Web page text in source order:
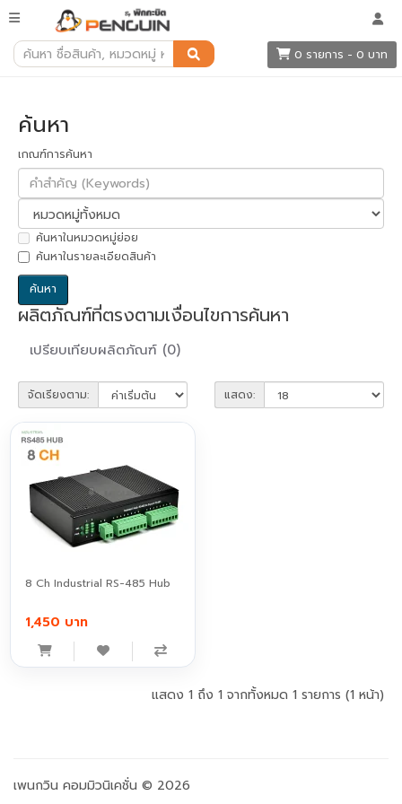
0 รายการ - 0 บาท
ค้นหา
ค้นหา
เกณฑ์การค้นหา
ค้นหาในหมวดหมู่ย่อย
ค้นหาในรายละเอียดสินค้า
ผลิตภัณฑ์ที่ตรงตามเงื่อนไขการค้นหา
เปรียบเทียบผลิตภัณฑ์ (0)
จัดเรียงตาม: แสดง:
8 Ch Industrial RS-485 Hub
1,450 บาท
แสดง 1 ถึง 1 จากทั้งหมด 1 รายการ (1 หน้า)
เพนกวิน คอมมิวนิเคชั่น © 2026